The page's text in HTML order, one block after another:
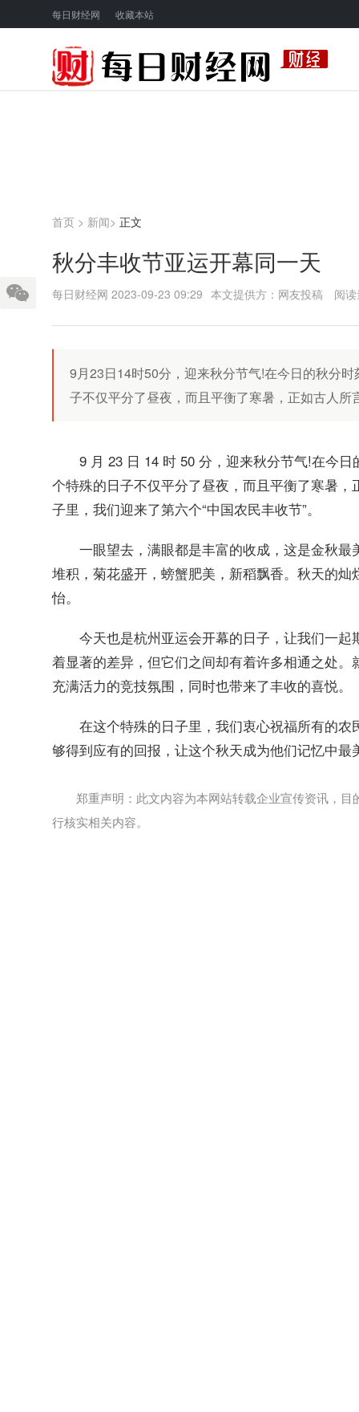
每日财经网 收藏本站
首页 > 新闻> 正文
秋分丰收节亚运开幕同一天
每日财经网 2023-09-23 09:29 本文提供方：网友投稿 阅
9月23日14时50分，迎来秋分节气!在今日的秋分
子不仅平分了昼夜，而且平衡了寒暑，正如古人所
9 月 23 日 14 时 50 分，迎来秋分节气!在今
个特殊的日子不仅平分了昼夜，而且平衡了寒暑
子里，我们迎来了第六个“中国农民丰收节”。
一眼望去，满眼都是丰富的收成，这是金秋
堆积，菊花盛开，螃蟹肥美，新稻飘香。秋天的
怡。
今天也是杭州亚运会开幕的日子，让我们一
着显著的差异，但它们之间却有着许多相通之处
充满活力的竞技氛围，同时也带来了丰收的喜悦。
在这个特殊的日子里，我们衷心祝福所有的
够得到应有的回报，让这个秋天成为他们记忆中最
郑重声明：此文内容为本网站转载企业宣传资讯，
行核实相关内容。